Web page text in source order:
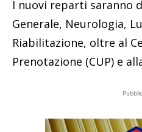
I nuovi reparti saranno
Generale, Neurologia,
Riabilitazione, oltre al
Prenotazione (CUP) e